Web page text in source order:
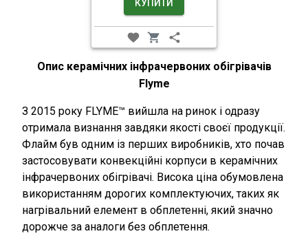
КУПИТИ
Опис керамічних інфрачервоних обігрівачів
Flyme
З 2015 року FLYME™ вийшла на ринок і одразу
отримала визнання завдяки якості своєї продукції.
Флайм був одним із перших виробників, хто почав
застосовувати конвекційні корпуси в керамічних
інфрачервоних обігрівачі. Висока ціна обумовлена ​​
використанням дорогих комплектуючих, таких як
нагрівальний елемент в обплетенні, який значно
дорожче за аналоги без обплетення.